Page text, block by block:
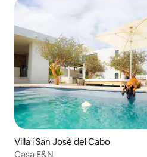
Villa i San José del Cabo
Casa E&N